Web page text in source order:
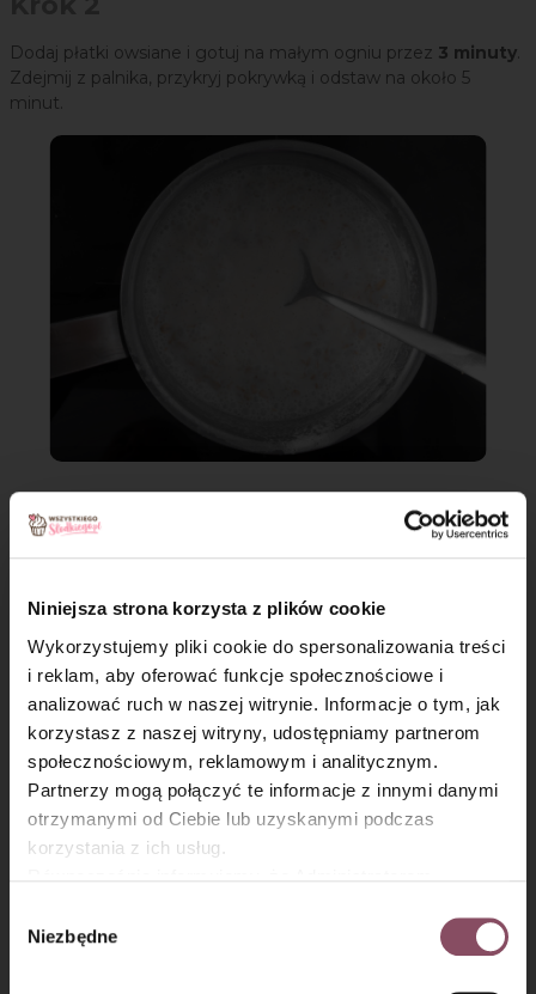
Niniejsza strona korzysta z plików cookie
Wykorzystujemy pliki cookie do spersonalizowania treści
i reklam, aby oferować funkcje społecznościowe i
analizować ruch w naszej witrynie. Informacje o tym, jak
korzystasz z naszej witryny, udostępniamy partnerom
społecznościowym, reklamowym i analitycznym.
Partnerzy mogą połączyć te informacje z innymi danymi
otrzymanymi od Ciebie lub uzyskanymi podczas
korzystania z ich usług.
Gdańsk (80-339) adres: Dickmana 14/15 więcej
informacji o przetwarzaniu danych osobowych oraz
zgody
Niezbędne
Dodaj płatki owsiane i gotuj na małym ogniu przez 3 minuty
Zdejmij z palnika, przykryj pokrywką i odstaw na około 5
minut.
Krok 3
Gotową owsiankę przełóż do miseczki. Podawaj z jogurtem,
×